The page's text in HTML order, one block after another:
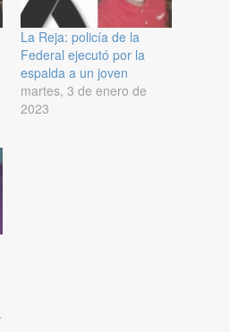
La Reja: policía de la
Federal ejecutó por la
espalda a un joven
martes, 3 de enero de
2023